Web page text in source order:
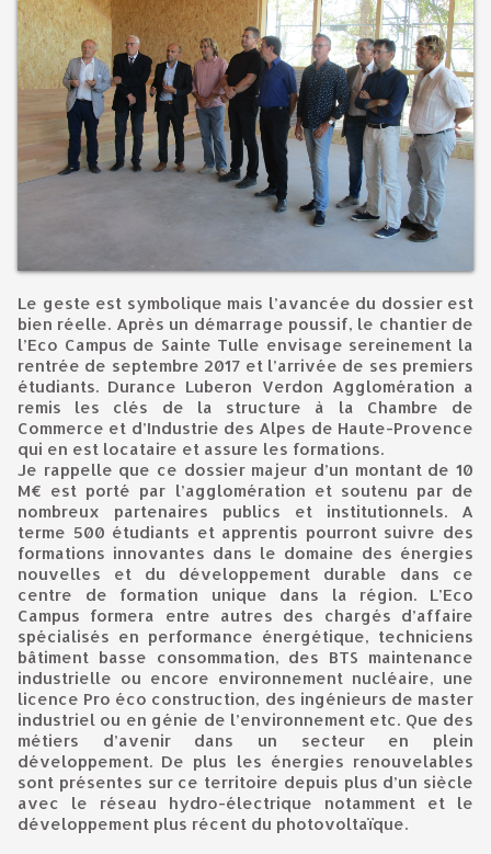
Le geste est symbolique mais l’avancée du dossier est
bien réelle. Après un démarrage poussif, le chantier de
l’Eco Campus de Sainte Tulle envisage sereinement la
rentrée de septembre 2017 et l’arrivée de ses premiers
étudiants. Durance Luberon Verdon Agglomération a
remis les clés de la structure à la Chambre de
Commerce et d’Industrie des Alpes de Haute-Provence
qui en est locataire et assure les formations.
Je rappelle que ce dossier majeur d’un montant de 10
M€ est porté par l’agglomération et soutenu par de
nombreux partenaires publics et institutionnels. A
terme 500 étudiants et apprentis pourront suivre des
formations innovantes dans le domaine des énergies
nouvelles et du développement durable dans ce
centre de formation unique dans la région. L’Eco
Campus formera entre autres des chargés d’affaire
spécialisés en performance énergétique, techniciens
bâtiment basse consommation, des BTS maintenance
industrielle ou encore environnement nucléaire, une
licence Pro éco construction, des ingénieurs de master
industriel ou en génie de l’environnement etc. Que des
métiers d’avenir dans un secteur en plein
développement. De plus les énergies renouvelables
sont présentes sur ce territoire depuis plus d’un siècle
avec le réseau hydro-électrique notamment et le
développement plus récent du photovoltaïque.